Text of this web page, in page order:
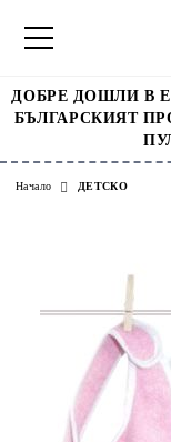
ДОБРЕ ДОШЛИ В
БЪЛГАРСКИЯТ
Начало ДЕТСКО